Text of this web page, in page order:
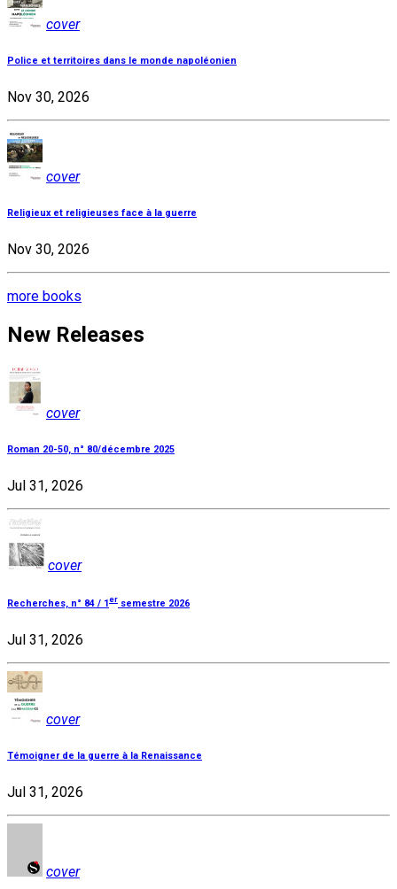
cover
Police et territoires dans le monde napoléonien
Nov 30, 2026
cover
Religieux et religieuses face à la guerre
Nov 30, 2026
more books
New Releases
cover
Roman 20-50, n° 80/décembre 2025
Jul 31, 2026
cover
Recherches, n° 84 / 1 er semestre 2026
Jul 31, 2026
cover
Témoigner de la guerre à la Renaissance
Jul 31, 2026
cover